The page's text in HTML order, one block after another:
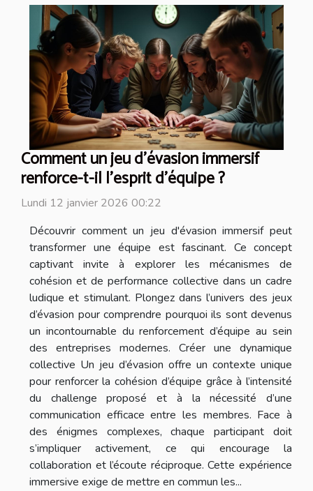
Comment un jeu d'évasion immersif
renforce-t-il l'esprit d'équipe ?
Lundi 12 janvier 2026 00:22
Découvrir comment un jeu d'évasion immersif peut
transformer une équipe est fascinant. Ce concept
captivant invite à explorer les mécanismes de
cohésion et de performance collective dans un cadre
ludique et stimulant. Plongez dans l’univers des jeux
d’évasion pour comprendre pourquoi ils sont devenus
un incontournable du renforcement d’équipe au sein
des entreprises modernes. Créer une dynamique
collective Un jeu d’évasion offre un contexte unique
pour renforcer la cohésion d’équipe grâce à l’intensité
du challenge proposé et à la nécessité d’une
communication efficace entre les membres. Face à
des énigmes complexes, chaque participant doit
s’impliquer activement, ce qui encourage la
collaboration et l’écoute réciproque. Cette expérience
immersive exige de mettre en commun les...